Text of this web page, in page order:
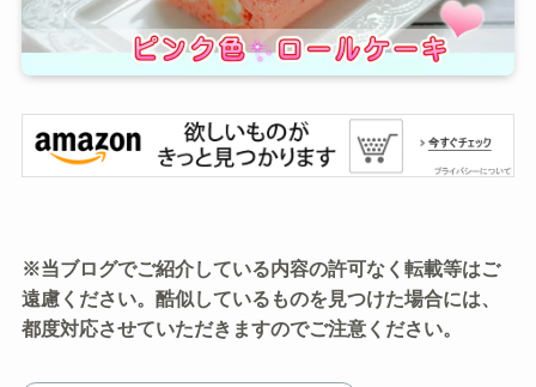
※当ブログでご紹介している内容の許可なく転載等はご
遠慮ください。酷似しているものを見つけた場合には、
都度対応させていただきますのでご注意ください。